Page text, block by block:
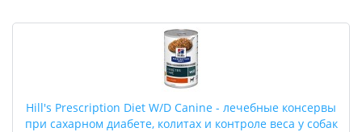
Hill's Prescription Diet W/D Canine - лечебные консервы
при сахарном диабете, колитах и контроле веса у собак